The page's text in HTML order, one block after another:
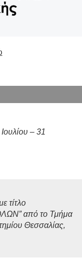
– 31
τίτλο
από το Τμήμα
Θεσσαλίας,